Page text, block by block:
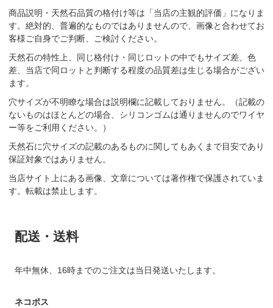
商品説明・天然石品質の格付け等は「当店の主観的評価」になりま
す。絶対的、普遍的なものではありませんので、画像と合わせてお
客様ご自身でご判断、ご検討ください。
天然石の特性上、同じ格付け・同じロットの中でもサイズ差、色
差、当店で同ロットと判断する程度の品質差は生じる場合がござい
ます。
穴サイズが不明瞭な場合は説明欄に記載しておりません。（記載の
ないものはほとんどの場合、シリコンゴムは通りませんのでワイヤ
ー等をご利用ください。）
天然石に穴サイズの記載のあるものに関してもあくまで目安であり
保証対象ではありません。
当店サイト上にある画像、文章については著作権で保護されていま
す。転載は禁止します。
配送・送料
年中無休、16時までのご注文は当日発送いたします。
ネコポス